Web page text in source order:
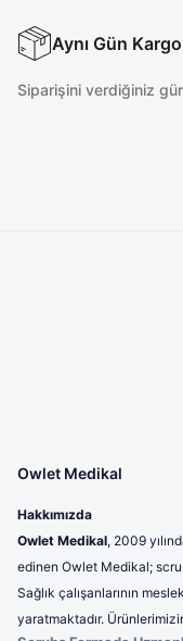
Aynı Gün Kargo
Siparişini verdiğiniz
Owlet Medikal
Hakkımızda
Owlet Medikal, 2009
edinen Owlet Medikal;
Sağlık çalışanlarının
yaratmaktadır.